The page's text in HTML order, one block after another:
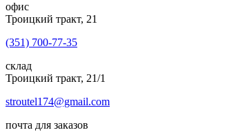
офис
Троицкий тракт, 21
(351) 700-77-35
склад
Троицкий тракт, 21/1
stroutel174@gmail.com
почта для заказов